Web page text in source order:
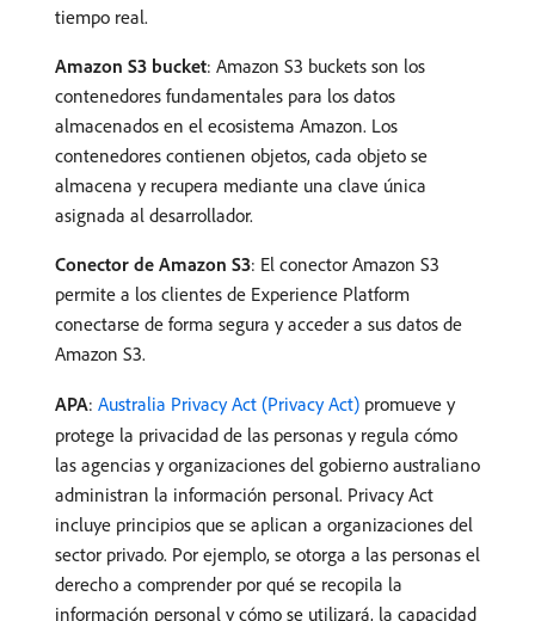
tiempo real.
Amazon S3 bucket: Amazon S3 buckets son los
contenedores fundamentales para los datos
almacenados en el ecosistema Amazon. Los
contenedores contienen objetos, cada objeto se
almacena y recupera mediante una clave única
asignada al desarrollador.
Conector de Amazon S3: El conector Amazon S3
permite a los clientes de Experience Platform
conectarse de forma segura y acceder a sus datos de
Amazon S3.
APA: Australia Privacy Act (Privacy Act) promueve y
protege la privacidad de las personas y regula cómo
las agencias y organizaciones del gobierno australiano
administran la información personal. Privacy Act
incluye principios que se aplican a organizaciones del
sector privado. Por ejemplo, se otorga a las personas el
derecho a comprender por qué se recopila la
información personal y cómo se utilizará, la capacidad